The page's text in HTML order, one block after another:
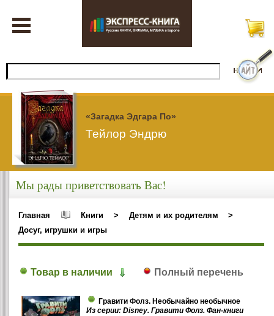
«Загадка Эдгара По»
Тейлор Эндрю
Мы рады приветствовать Вас!
Главная Книги > Детям и их родителям
>
Досуг, игрушки и игры
Товар в наличии Полный перечень
Гравити Фолз. Необычайно необычное
Из серии: Disney. Гравити Фолз. Фан-книги